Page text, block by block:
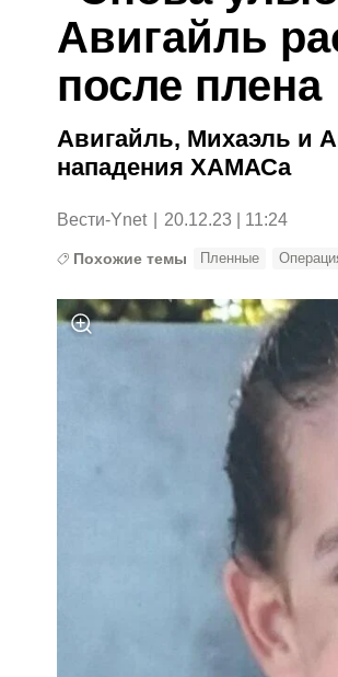
Авигайль
после плена
Авигайль, Михаэль и
нападения ХАМАСа
Вести-Ynet 20.12.23 | 11:24
Похожие темы Пленные